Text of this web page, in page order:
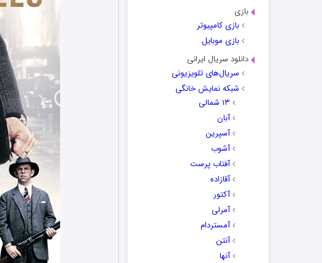
بازی
بازی کامپیوتر
بازی موبایل
دانلود سریال ایرانی
سریال‌های تلویزیونی
شبکه نمایش خانگی
۱۳ شمالی
آبان
آسپرین
آشوب
آفتاب پرست
آقازاده
آکتور
آمرلی
آمستردام
آنتن
آنها